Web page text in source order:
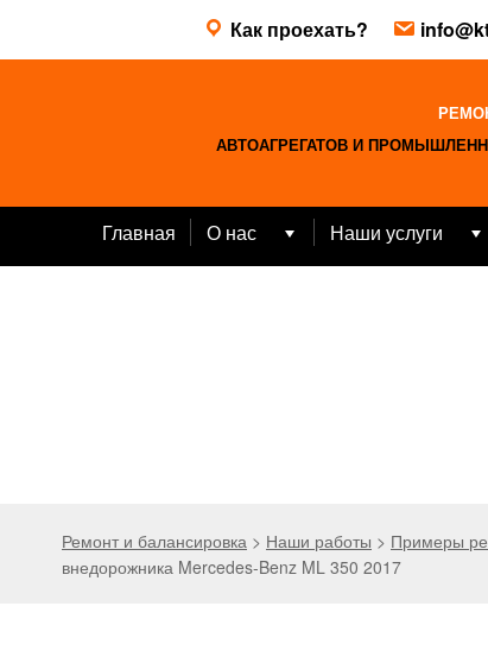
content
Как проехать?
АВТОАГРЕГАТОВ И
Главная О нас
Open
Наши услуги
Ремонт и балансировка > Наши работы > Примеры
внедорожника Mercedes-Benz ML 350 2017